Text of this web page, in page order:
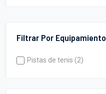
Filtrar Por Equipamiento
Pistas de tenis (2)